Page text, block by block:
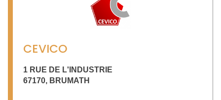
CEVICO
1 RUE DE L'INDUSTRIE
67170, BRUMATH